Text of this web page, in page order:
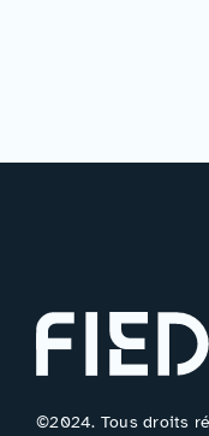
©2024. Tous droits